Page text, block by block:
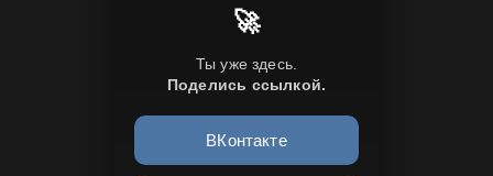
🚀
Ты уже здесь.
Поделись ссылкой.
ВКонтакте